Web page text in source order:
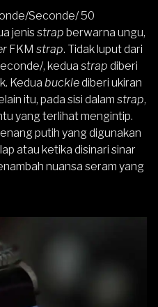
Seconde/ 50
jenisstrap berwarna ungu,
FKM strap. Tidak luput dari
, kedua strap diberi
Kedua bucklediberi ukiran
itu, pada sisi dalam strap,
yang terlihat mengintip.
putih yang digunakan
atau ketika disinari sinar
nuansa seram yang